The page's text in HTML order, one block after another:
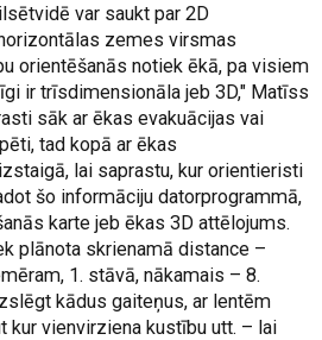
var saukt par 2D
zemes virsmas
orientēšanās notiek ēkā, pa visiem
ir trīsdimensionāla jeb 3D," Matīss
sāk ar ēkas evakuācijas vai
tad kopā ar ēkas
lai saprastu, kur orientieristi
šo informāciju datorprogrammā,
karte jeb ēkas 3D attēlojums.
plānota skrienamā distance –
1. stāvā, nākamais – 8.
kādus gaiteņus, ar lentēm
kur vienvirziena kustību utt. – lai